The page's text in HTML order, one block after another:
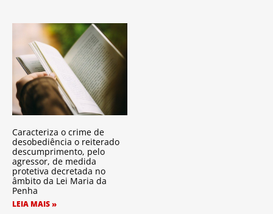
Caracteriza o crime de
desobediência o reiterado
descumprimento, pelo
agressor, de medida
protetiva decretada no
âmbito da Lei Maria da
Penha
LEIA MAIS »